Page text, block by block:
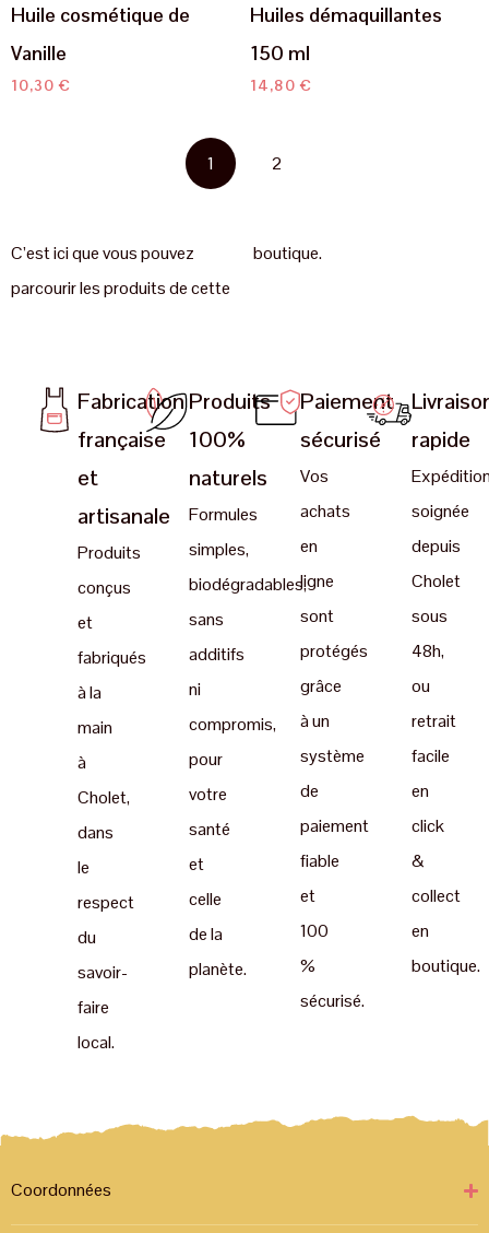
Huile cosmétique de
Vanille
10,30€
Huiles démaquillantes
150 ml
14,80€
1 2
C’est ici que vous pouvez
parcourir les produits de cette
boutique.
Fabrication
française
et
artisanale
Produits
conçus
et
fabriqués
à la
main
à
Cholet,
dans
le
respect
du
savoir-
faire
local.
Produits
100%
naturels
Formules
simples,
biodégradables,
sans
additifs
ni
compromis,
pour
votre
santé
et
celle
de la
planète.
Paiement
sécurisé
Vos
achats
en
ligne
sont
protégés
grâce
à un
système
de
paiement
fiable
et
100
%
sécurisé.
rapide
soignée
depuis
Cholet
sous
48h,
ou
retrait
facile
en
click
&
collect
en
boutique.
Coordonnées